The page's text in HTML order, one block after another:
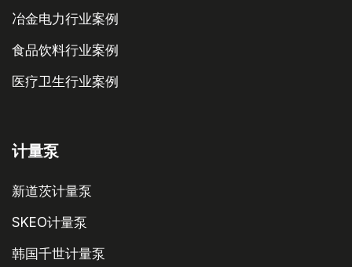
冶金电力行业案例
食品饮料行业案例
医疗卫生行业案例
计量泵
新道茨计量泵
SKEO计量泵
韩国千世计量泵